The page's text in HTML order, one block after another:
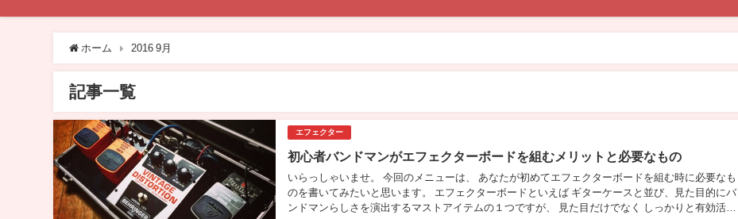
ホーム 2016 9月
記事一覧
エフェクター
初心者バンドマンがエフェクターボードを組むメリットと必要なもの
いらっしゃいませ。 今回のメニューは、 あなたが初めてエフェクターボードを組む時に必要なも
のを書いてみたいと思います。 エフェクターボードといえば ギターケースと並び、見た目的にバ
ンドマンらしさを演出するマストアイテムの１つですが、 見た目だけでなく しっかりと有効活用